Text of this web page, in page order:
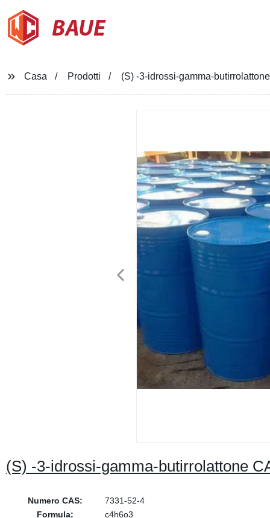
BAUE
Casa Prodotti (S) -3-idrossi-gamma-
(S) -3-idrossi-gamma-butirrolattone
Numero CAS:
7331-52-4
Formula:
c4h6o3